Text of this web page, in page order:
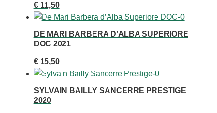
€11,50
DE MARI BARBERA D’ALBA SUPERIORE
DOC 2021
€15,50
SYLVAIN BAILLY SANCERRE PRESTIGE
2020